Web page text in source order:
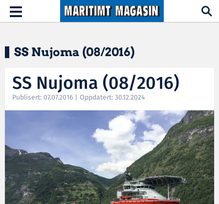
Hopp til hovedinnhold
Toggle
navigation
SS Nujoma (08/2016)
SS Nujoma (08/2016)
Publisert: 07.07.2016 | Oppdatert: 30.12.2024